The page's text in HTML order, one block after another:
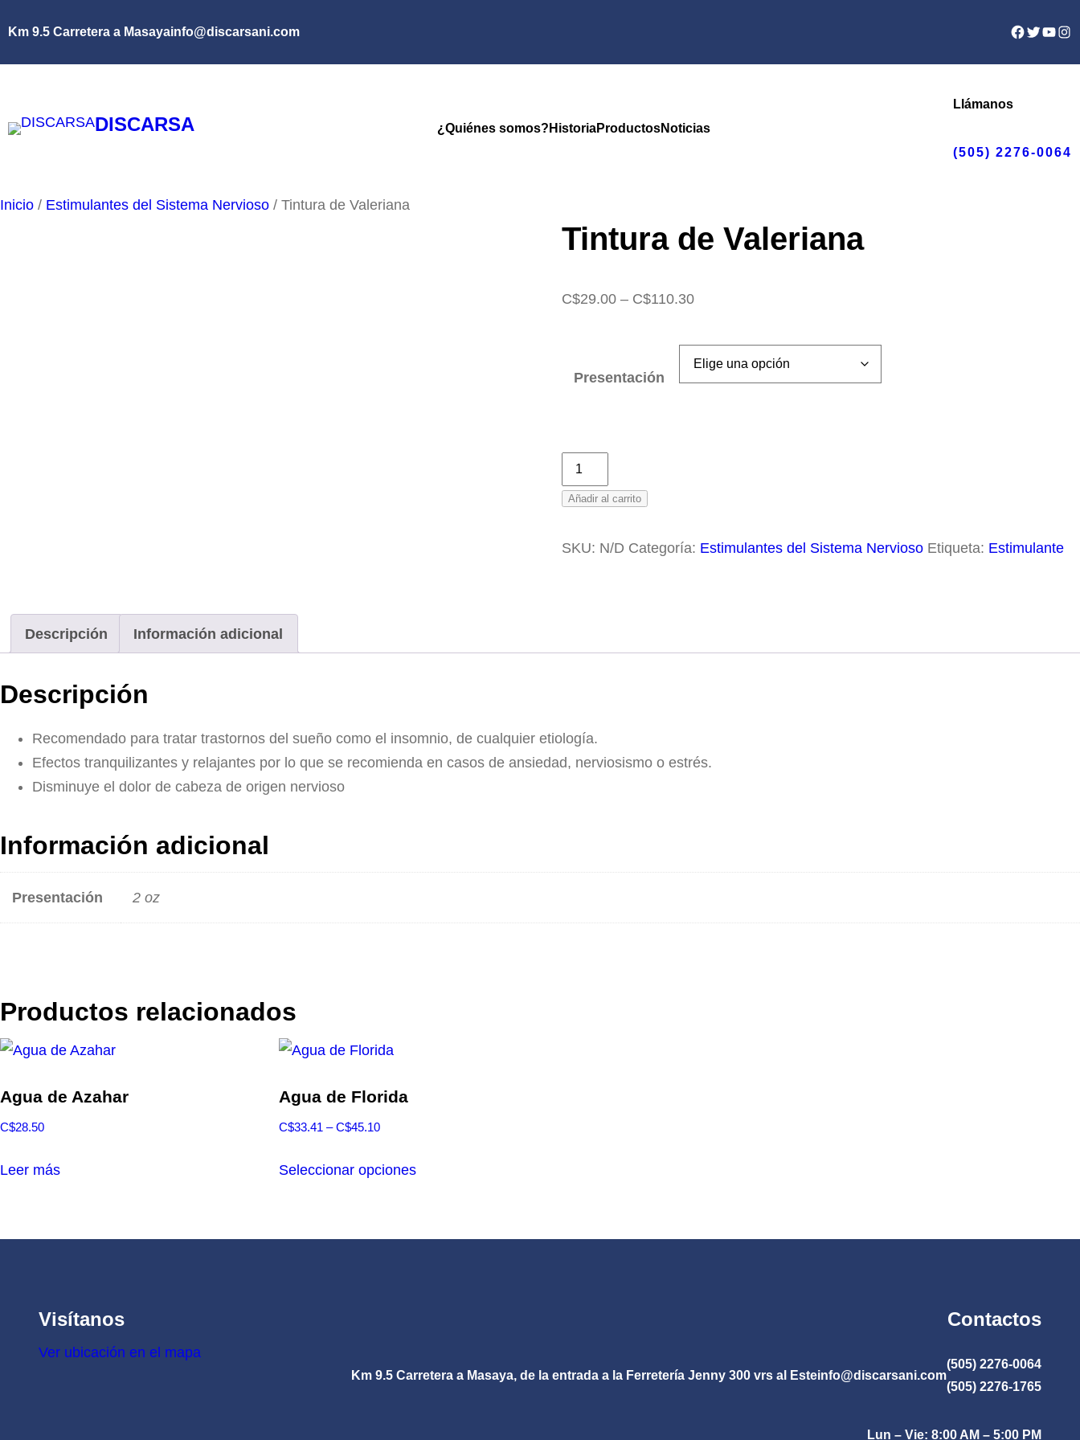
alKm 9.5 Carretera a Masayainfo@discarsani.com Facebook
Twitter
DISCARSA ¿Quiénes somos? HistoriaProductosNoticias
Llámanos
(505) 2276-0064
Inicio / Estimulantes del Sistema Nervioso / Tintura de Valeriana
Tintura de Valeriana
C$29.00 – C$110.30Rango
precios:
desde
Presentación
Tintura
de
Valeriana
Añadir al carrito
SKU: N/D Categoría: Estimulantes del Sistema Nervioso Etiqueta: Estimulante
Descripción Información adicional
Descripción
Recomendado para tratar trastornos del sueño como el insomnio, de cualquier etiología.
Efectos tranquilizantes y relajantes por lo que se recomienda en casos de ansiedad, nerviosismo o estrés.
Disminuye el dolor de cabeza de origen nervioso
Información adicional
Presentación 2 oz
Productos relacionados
Agua de Azahar
C$28.50
Leer más
Agua de Florida
C$33.41 – C$45.10Rango
precios:
Seleccionar opciones
elegir
Visítanos
Ver ubicación en el mapa
Contactos
Km 9.5 Carretera a Masaya, de la entrada a la Ferretería Jenny 300 vrs al Esteinfo@discarsani.com
(505) 2276-0064
(505) 2276-1765
Lun – Vie: 8:00 AM – 5:00 PM